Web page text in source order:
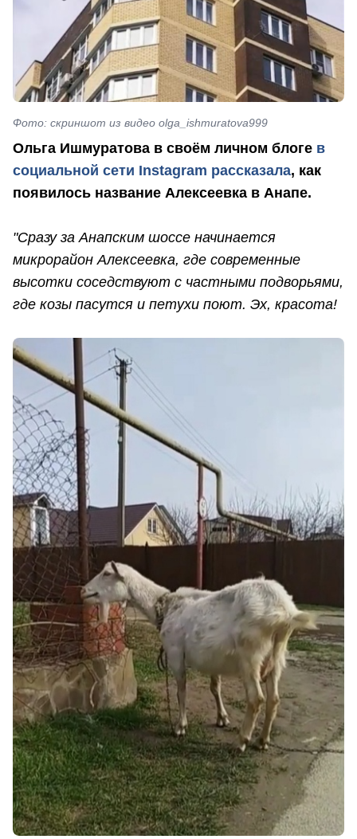
Фото: скриншот из видео olga_ishmuratova999
Ольга Ишмуратова в своём личном блоге в
социальной сети Instagram рассказала, как
появилось название Алексеевка в Анапе.
"Сразу за Анапским шоссе начинается
микрорайон Алексеевка, где современные
высотки соседствуют с частными подворьями,
где козы пасутся и петухи поют. Эх, красота!